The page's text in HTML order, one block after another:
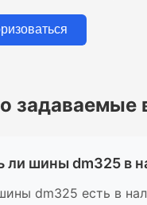
задаваемые
ли шины dm325 в
dm325 есть в